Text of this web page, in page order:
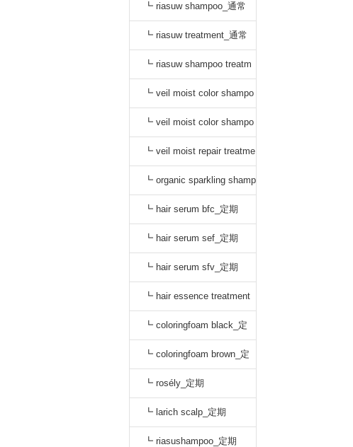
┗ riasuw shampoo_通常
┗ riasuw treatment_通常
┗ riasuw shampoo treatm
ent セット_通常
┗ veil moist color shampo
o black_通常
┗ veil moist color shampo
o dark brown_通常
┗ veil moist repair treatme
nt_通常
┗ organic sparkling shamp
oo_定期
┗ hair serum bfc_定期
┗ hair serum sef_定期
┗ hair serum sfv_定期
┗ hair essence treatment
dr_定期
┗ coloringfoam black_定
期
┗ coloringfoam brown_定
期
┗ rosély_定期
┗ larich scalp_定期
┗ riasushampoo_定期